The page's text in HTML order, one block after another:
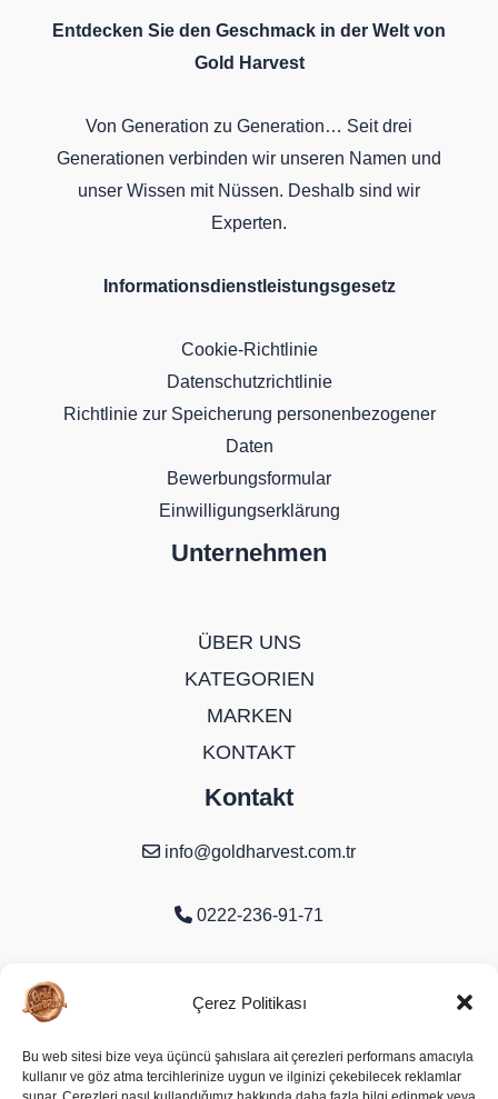
Çerez Politikası
Bu web sitesi bize veya üçüncü şahıslara ait çerezleri performans amacıyla
kullanır ve göz atma tercihlerinize uygun ve ilginizi çekebilecek reklamlar
Entdecken Sie den Geschmack in der Welt von
Gold Harvest
Von Generation zu Generation… Seit drei
Generationen verbinden wir unseren Namen und
unser Wissen mit Nüssen. Deshalb sind wir
Experten.
Informationsdienstleistungsgesetz
Cookie-Richtlinie
Datenschutzrichtlinie
Richtlinie zur Speicherung personenbezogener
Daten
Bewerbungsformular
Einwilligungserklärung
Unternehmen
ÜBER UNS
KATEGORIEN
MARKEN
KONTAKT
Kontakt
info@goldharvest.com.tr
0222-236-91-71
Odunpazarı/Eskişehir
Soziale Medien